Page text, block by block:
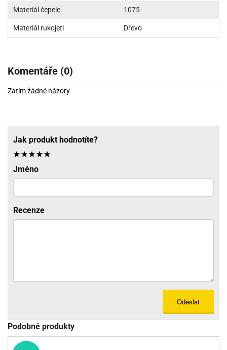
Materiál čepele 1075
Materiál rukojeti Dřevo
Komentáře (0)
Zatím žádné názory
Jak produkt hodnotíte?
Jméno
Recenze
Odeslat
Podobné produkty